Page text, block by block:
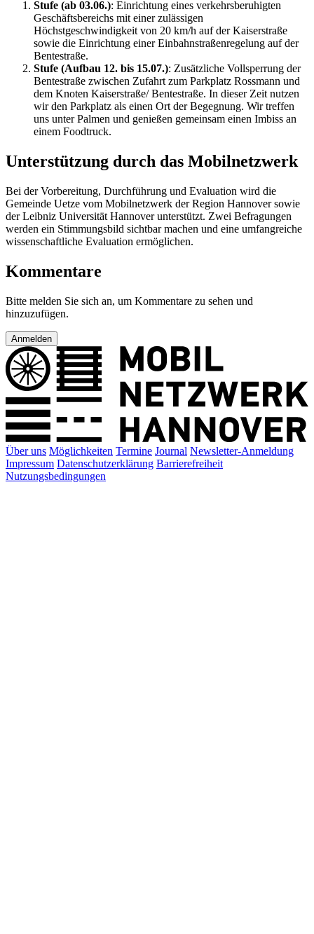
Stufe (ab 03.06.): Einrichtung eines verkehrsberuhigten
Geschäftsbereichs mit einer zulässigen
Höchstgeschwindigkeit von 20 km/h auf der Kaiserstraße
sowie die Einrichtung einer Einbahnstraßenregelung auf der
Bentestraße.
Stufe (Aufbau 12. bis 15.07.): Zusätzliche Vollsperrung der
Bentestraße zwischen Zufahrt zum Parkplatz Rossmann und
dem Knoten Kaiserstraße/ Bentestraße. In dieser Zeit nutzen
wir den Parkplatz als einen Ort der Begegnung. Wir treffen
uns unter Palmen und genießen gemeinsam einen Imbiss an
einem Foodtruck.
Unterstützung durch das Mobilnetzwerk
Bei der Vorbereitung, Durchführung und Evaluation wird die
Gemeinde Uetze vom Mobilnetzwerk der Region Hannover sowie
der Leibniz Universität Hannover unterstützt. Zwei Befragungen
werden ein Stimmungsbild sichtbar machen und eine umfangreiche
wissenschaftliche Evaluation ermöglichen.
Kommentare
Bitte melden Sie sich an, um Kommentare zu sehen und
hinzuzufügen.
Anmelden
Über uns Möglichkeiten Termine Journal Newsletter-Anmeldung
Impressum Datenschutzerklärung Barrierefreiheit
Nutzungsbedingungen